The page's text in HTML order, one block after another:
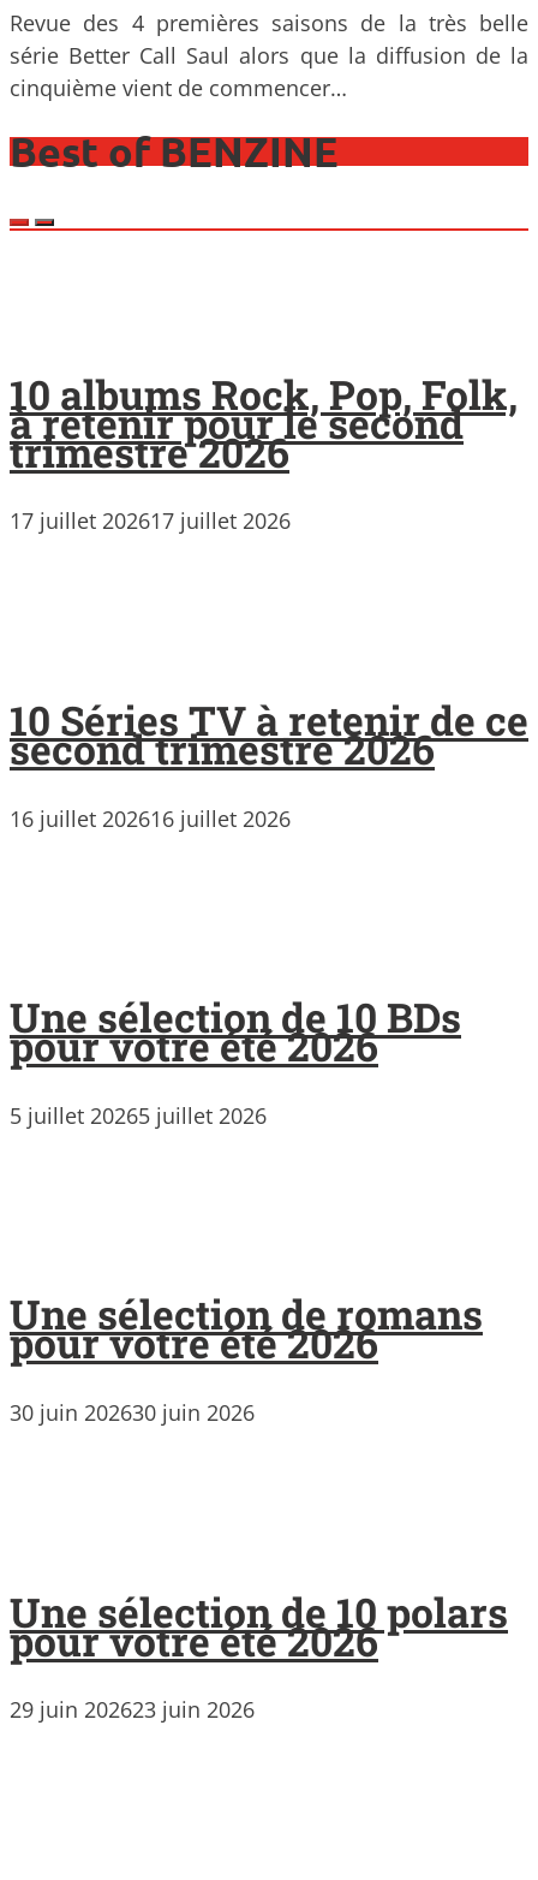
Revue des 4 premières saisons de la très belle
série Better Call Saul alors que la diffusion de la
cinquième vient de commencer…
Best of BENZINE
10 albums Rock, Pop, Folk,
à retenir pour le second
trimestre 2026
17 juillet 202617 juillet 2026
10 Séries TV à retenir de ce
second trimestre 2026
16 juillet 202616 juillet 2026
Une sélection de 10 BDs
pour votre été 2026
5 juillet 20265 juillet 2026
Une sélection de romans
pour votre été 2026
30 juin 202630 juin 2026
Une sélection de 10 polars
pour votre été 2026
29 juin 202623 juin 2026